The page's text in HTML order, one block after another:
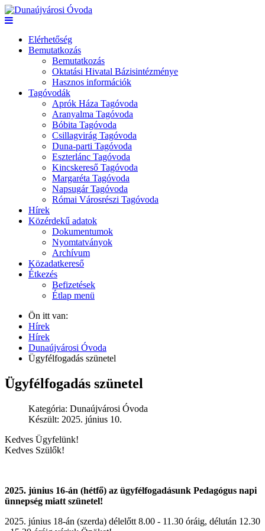
Elérhetőség
Bemutatkozás
Bemutatkozás
Oktatási Hivatal Bázisintézménye
Hasznos információk
Tagóvodák
Aprók Háza Tagóvoda
Aranyalma Tagóvoda
Bóbita Tagóvoda
Csillagvirág Tagóvoda
Duna-parti Tagóvoda
Eszterlánc Tagóvoda
Kincskereső Tagóvoda
Margaréta Tagóvoda
Napsugár Tagóvoda
Római Városrészi Tagóvoda
Hírek
Közérdekű adatok
Dokumentumok
Nyomtatványok
Archívum
Közadatkereső
Étkezés
Befizetések
Étlap menü
Ön itt van:
Hírek
Hírek
Dunaújvárosi Óvoda
Ügyfélfogadás szünetel
Ügyfélfogadás szünetel
Kategória: Dunaújvárosi Óvoda
Készült: 2025. június 10.
Kedves Ügyfelünk!
Kedves Szülők!
2025. június 16-án (hétfő) az ügyfélfogadásunk Pedagógus napi
ünnepség miatt szünetel!
2025. június 18-án (szerda) délelőtt 8.00 - 11.30 óráig, délután 12.30